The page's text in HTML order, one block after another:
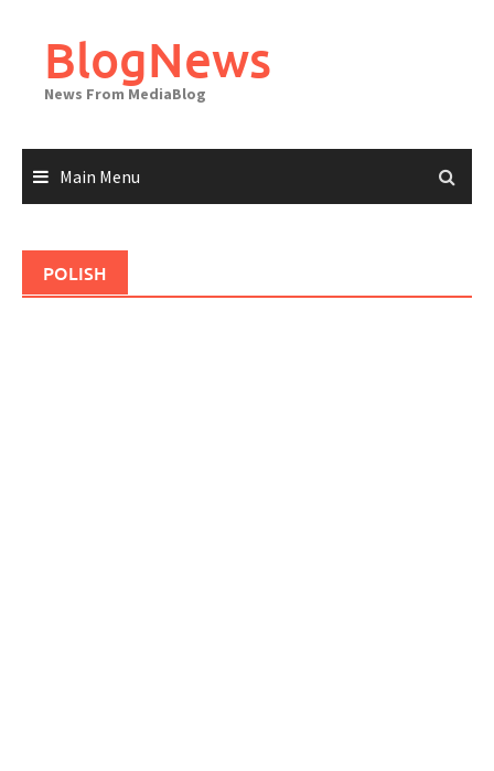
contentBlogNews
News From MediaBlog
Main Menu
POLISH